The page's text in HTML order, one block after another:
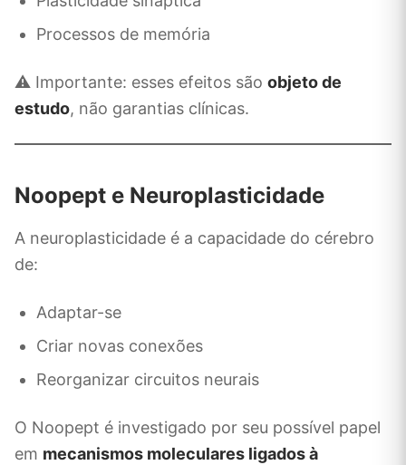
Processos de memória
⚠️ Importante: esses efeitos são objeto de
estudo, não garantias clínicas.
Noopept e Neuroplasticidade
A neuroplasticidade é a capacidade do cérebro
de:
Adaptar-se
Criar novas conexões
Reorganizar circuitos neurais
O Noopept é investigado por seu possível papel
em mecanismos moleculares ligados à